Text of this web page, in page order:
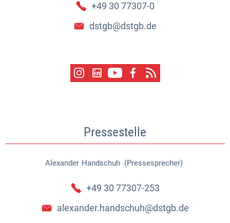
+49 30 77307-0
dstgb@dstgb.de
Pressestelle
Alexander Handschuh (Pressesprecher)
Alexander Handschuh
+49 30 77307-253
alexander.handschuh@dstgb.de